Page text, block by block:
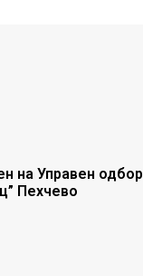
на Управен одбор
Пехчево